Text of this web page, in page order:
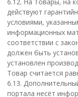
действуют
условиями,
информационных
соответствии с
должен быть
установлен
Товар считается
6.13.
портала несёт